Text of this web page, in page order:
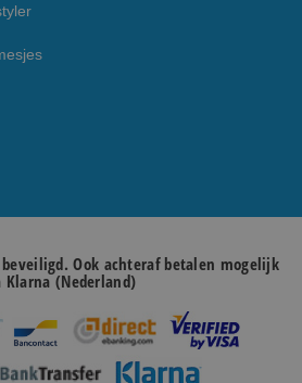
Ook achteraf betalen mogelijk
Klarna (Nederland)